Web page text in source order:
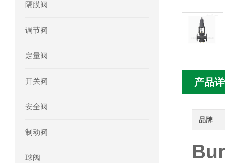
Ac-motoren交流电机3RT1026-1AC20
AC-motoren交流电机FCA 132S-4/
AC-MOTOREN电机FCPA 71B-2参数
隔膜阀
调节阀
定量阀
开关阀
安全阀
制动阀
球阀
产品
品牌